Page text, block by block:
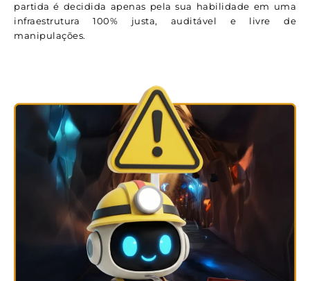
partida é decidida apenas pela sua habilidade em uma
infraestrutura 100% justa, auditável e livre de
manipulações.